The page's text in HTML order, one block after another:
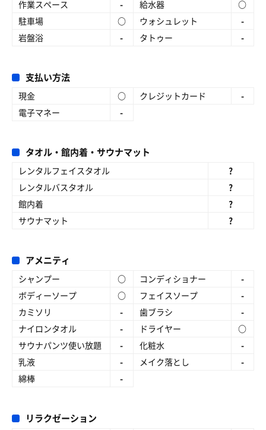
作業スペース
- 給水器
○
駐車場
○ ウォシュレット
-
岩盤浴
- タトゥー -
支払い方法
現金 ○ クレジットカード
-
電子マネー
-
タオル・館内着・サウナマット
レンタルフェイスタオル
?
レンタルバスタオル
?
館内着
?
サウナマット
?
アメニティ
シャンプー ○ コンディショナー
-
ボディーソープ
○ フェイスソープ
-
カミソリ
- 歯ブラシ
-
ナイロンタオル
- ドライヤー
○
サウナパンツ使い放題
- 化粧水
-
乳液
- メイク落とし
-
綿棒
-
リラクゼーション